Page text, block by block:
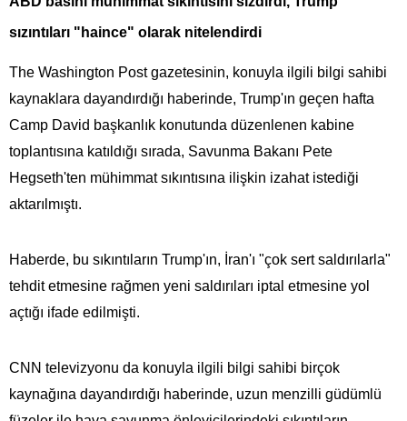
sızıntıları "haince" olarak nitelendirdi
The Washington Post gazetesinin, konuyla ilgili bilgi sahibi
kaynaklara dayandırdığı haberinde, Trump'ın geçen hafta
Camp David başkanlık konutunda düzenlenen kabine
toplantısına katıldığı sırada, Savunma Bakanı Pete
Hegseth'ten mühimmat sıkıntısına ilişkin izahat istediği
aktarılmıştı.
Haberde, bu sıkıntıların Trump'ın, İran'ı "çok sert saldırılarla"
tehdit etmesine rağmen yeni saldırıları iptal etmesine yol
açtığı ifade edilmişti.
CNN televizyonu da konuyla ilgili bilgi sahibi birçok
kaynağına dayandırdığı haberinde, uzun menzilli güdümlü